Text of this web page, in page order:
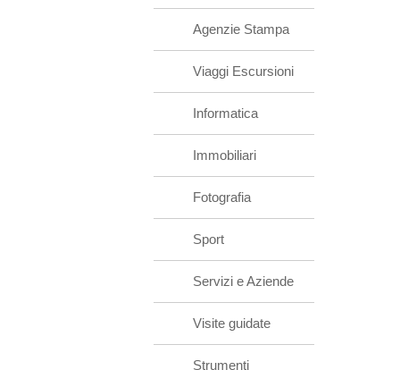
Agenzie Stampa
Viaggi Escursioni
Informatica
Immobiliari
Fotografia
Sport
Servizi e Aziende
Visite guidate
Strumenti